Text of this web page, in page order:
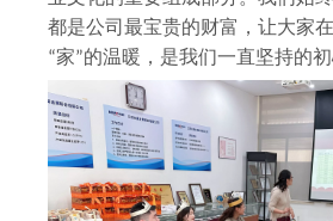
都是公司最宝贵的财富，让大家
“家”的温暖，是我们一直坚持的初